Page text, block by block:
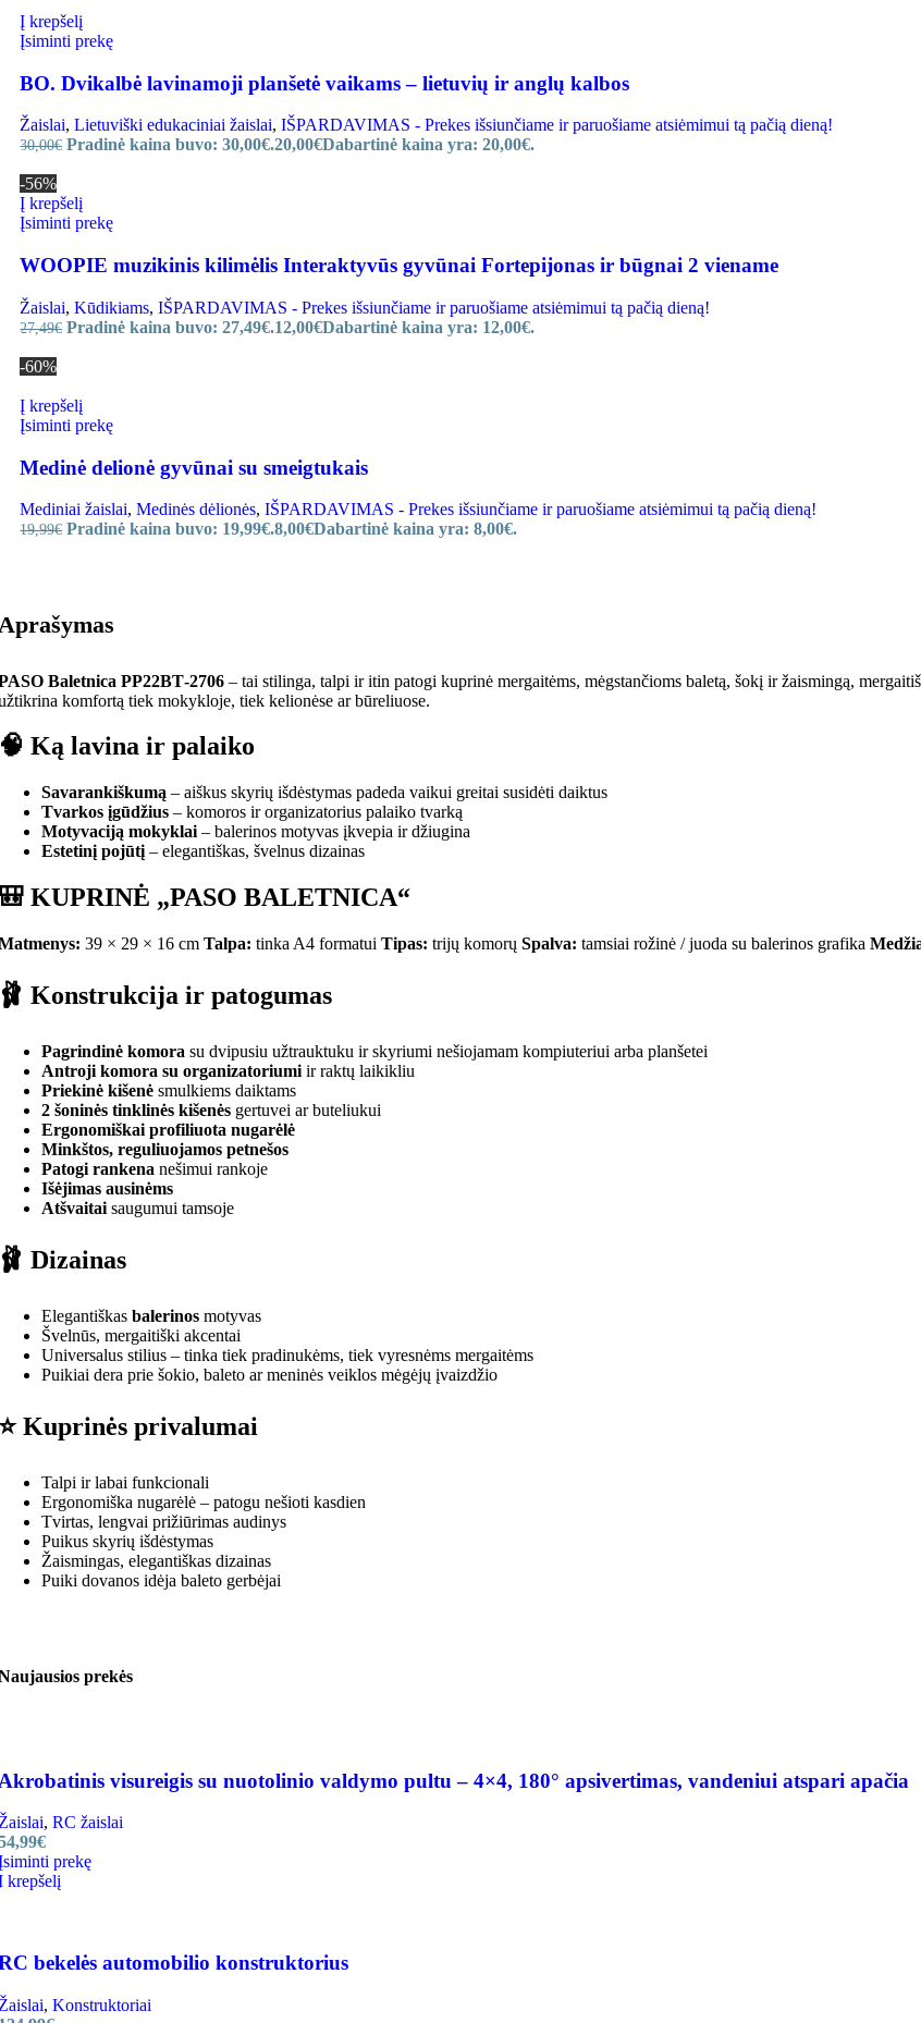
Į krepšelį
Įsiminti prekę
BO. Dvikalbė lavinamoji planšetė vaikams – lietuvių ir anglų kalbos
Žaislai, Lietuviški edukaciniai žaislai, IŠPARDAVIMAS - Prekes išsiunčiame ir paruošiame atsiėmimui tą pačią dieną!
30,00€ Pradinė kaina buvo: 30,00€.20,00€Dabartinė kaina yra: 20,00€.
-56%
Į krepšelį
Įsiminti prekę
WOOPIE muzikinis kilimėlis Interaktyvūs gyvūnai Fortepijonas ir būgnai 2 viename
Žaislai, Kūdikiams, IŠPARDAVIMAS - Prekes išsiunčiame ir paruošiame atsiėmimui tą pačią dieną!
27,49€ Pradinė kaina buvo: 27,49€.12,00€Dabartinė kaina yra: 12,00€.
-60%
Į krepšelį
Įsiminti prekę
Medinė delionė gyvūnai su smeigtukais
Mediniai žaislai, Medinės dėlionės, IŠPARDAVIMAS - Prekes išsiunčiame ir paruošiame atsiėmimui tą pačią dieną!
19,99€ Pradinė kaina buvo: 19,99€.8,00€Dabartinė kaina yra: 8,00€.
Baletnica PP22BT‑2706 – tai stilinga, talpi ir itin patogi kuprinė mergaitėms, mėgstančioms baletą, šokį ir žaismingą,
komfortą tiek mokykloje, tiek kelionėse ar būreliuose.
Ką lavina ir palaiko
Savarankiškumą – aiškus skyrių išdėstymas padeda vaikui greitai susidėti daiktus
Tvarkos įgūdžius – komoros ir organizatorius palaiko tvarką
Motyvaciją mokyklai – balerinos motyvas įkvepia ir džiugina
Estetinį pojūtį – elegantiškas, švelnus dizainas
KUPRINĖ „PASO BALETNICA“
39 × 29 × 16 cm Talpa: tinka A4 formatui Tipas: trijų komorų Spalva: tamsiai rožinė / juoda su balerinos grafika
Konstrukcija ir patogumas
Pagrindinė komora su dvipusiu užtrauktuku ir skyriumi nešiojamam kompiuteriui arba planšetei
Antroji komora su organizatoriumi ir raktų laikikliu
Priekinė kišenė smulkiems daiktams
2 šoninės tinklinės kišenės gertuvei ar buteliukui
Ergonomiškai profiliuota nugarėlė
Minkštos, reguliuojamos petnešos
Patogi rankena nešimui rankoje
Išėjimas ausinėms
Atšvaitai saugumui tamsoje
Dizainas
Elegantiškas balerinos motyvas
Švelnūs, mergaitiški akcentai
Universalus stilius – tinka tiek pradinukėms, tiek vyresnėms mergaitėms
Puikiai dera prie šokio, baleto ar meninės veiklos mėgėjų įvaizdžio
Kuprinės privalumai
Talpi ir labai funkcionali
Ergonomiška nugarėlė – patogu nešioti kasdien
Tvirtas, lengvai prižiūrimas audinys
Puikus skyrių išdėstymas
Žaismingas, elegantiškas dizainas
Puiki dovanos idėja baleto gerbėjai
prekės
visureigis su nuotolinio valdymo pultu – 4×4, 180° apsivertimas, vandeniui atspari apačia
, RC žaislai
€
prekę
krepšelį
bekelės automobilio konstruktorius
, Konstruktoriai